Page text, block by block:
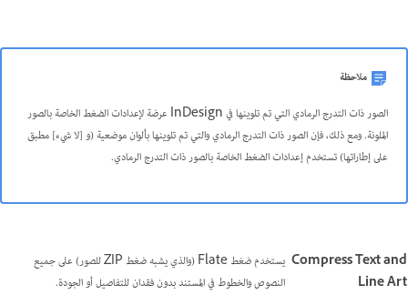
ملاحظة
الصور ذات التدرج الرمادي التي تم تلوينها في InDesign عرضة لإعدادات الضغط الخاصة بالصور
الملونة. ومع ذلك، فإن الصور ذات التدرج الرمادي والتي تم تلوينها بألوان موضعية (و [لا شيء] مطبق
على إطاراتها) تستخدم إعدادات الضغط الخاصة بالصور ذات التدرج الرمادي.
Compress Text and
Line Art
يستخدم ضغط Flate (والذي يشبه ضغط ZIP للصور) على جميع
النصوص والخطوط في المستند بدون فقدان للتفاصيل أو الجودة.